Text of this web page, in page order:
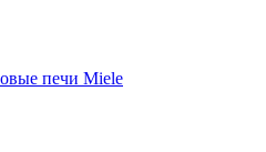
печи Miele